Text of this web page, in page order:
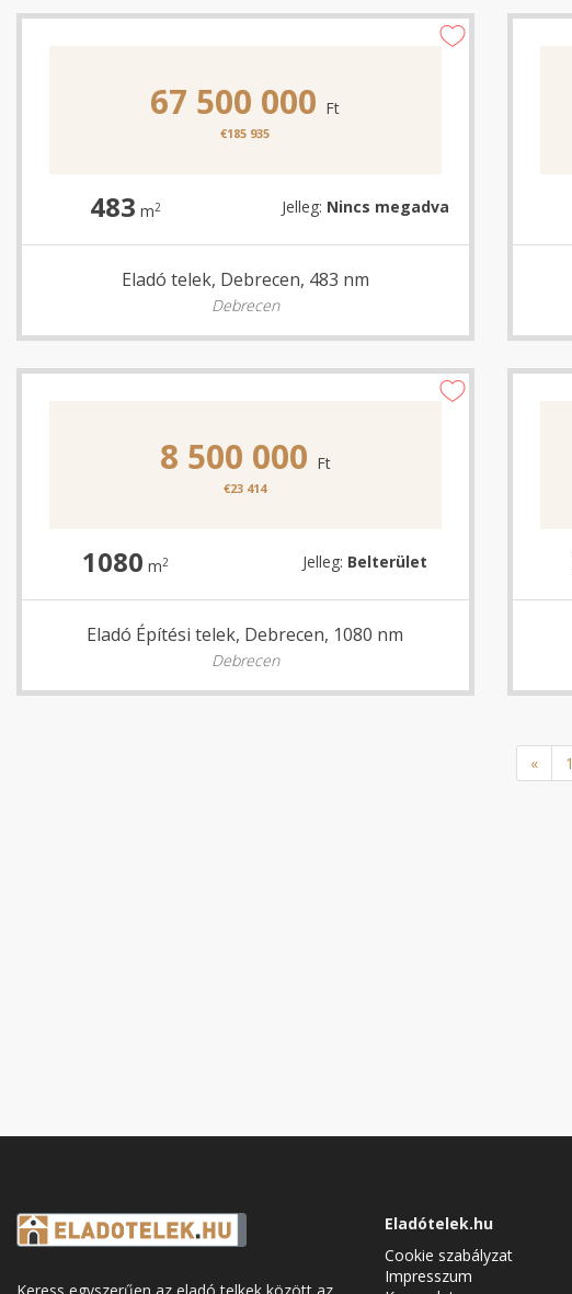
67 500 000 Ft
€185 935
483 m2 Jelleg: Nincs megadva
Eladó telek, Debrecen, 483 nm
Debrecen
8 500 000 Ft
€23 414
1080 m2 Jelleg: Belterület
Eladó Építési telek, Debrecen, 1080 nm
Debrecen
« 1
Eladótelek.hu
Cookie szabályzat
Impresszum